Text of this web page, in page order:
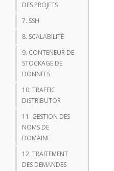
DES PROJETS
7. SSH
8. SCALABILITÉ
9. CONTENEUR DE
STOCKAGE DE
DONNEES
10. TRAFFIC
DISTRIBUTOR
11. GESTION DES
NOMS DE
DOMAINE
12. TRAITEMENT
DES DEMANDES